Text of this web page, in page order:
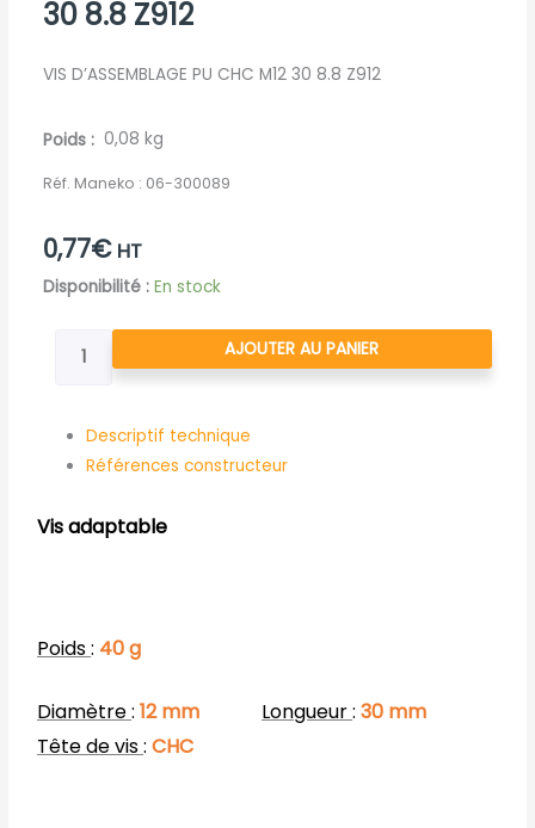
30 8.8 Z912
VIS D’ASSEMBLAGE PU CHC M12 30 8.8 Z912
Poids 0,08 kg
Réf. Maneko : 06-300089
0,77€ HT
Disponibilité : En stock
quantité
D'ASSEMBLAGE
CHC
M12
8.8
AJOUTER AU PANIER
Descriptif technique
Références constructeur
Vis adaptable
Poids: 40 g
Diamètre: 12 mm Longueur: 30 mm
Tête de vis: CHC